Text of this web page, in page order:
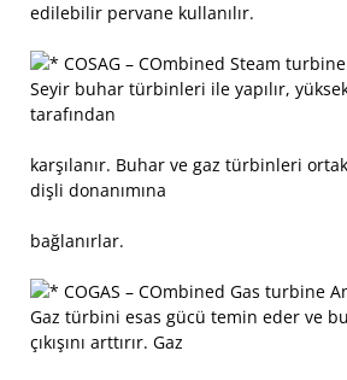
edilebilir pervane kullanılır.
COSAG – COmbined Steam
Seyir buhar türbinleri ile yapılır,
tarafından
karşılanır. Buhar ve gaz türbinleri
dişli donanımına
bağlanırlar.
COGAS – COmbined Gas turbine
Gaz türbini esas gücü temin eder ve
çıkışını arttırır. Gaz